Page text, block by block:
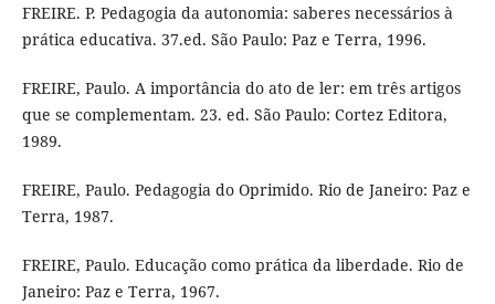
FREIRE. P. Pedagogia da autonomia: saberes necessários à
prática educativa. 37.ed. São Paulo: Paz e Terra, 1996.
FREIRE, Paulo. A importância do ato de ler: em três artigos
que se complementam. 23. ed. São Paulo: Cortez Editora,
1989.
FREIRE, Paulo. Pedagogia do Oprimido. Rio de Janeiro: Paz e
Terra, 1987.
FREIRE, Paulo. Educação como prática da liberdade. Rio de
Janeiro: Paz e Terra, 1967.